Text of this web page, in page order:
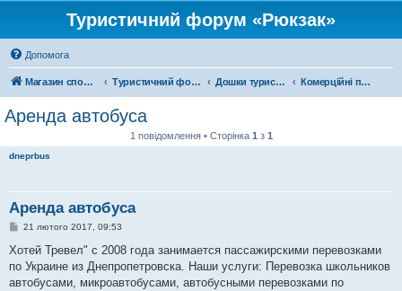
Туристичний форум «Рюкзак»
Допомога
Магазин спорядження Туристичний форум «Рюкзак» Дошки туристичних оголошень Комерційні подорожі
Аренда автобуса
1 повідомлення • Сторінка 1 з 1
dneprbus
Аренда автобуса
П
в
д
о
21 лютого 2017, 09:53
Хотей Тревел" с 2008 года занимается пассажирскими перевозками
по Украине из Днепропетровска. Наши услуги: Перевозка школьников
автобусами, микроавтобусами, автобусными перевозками по